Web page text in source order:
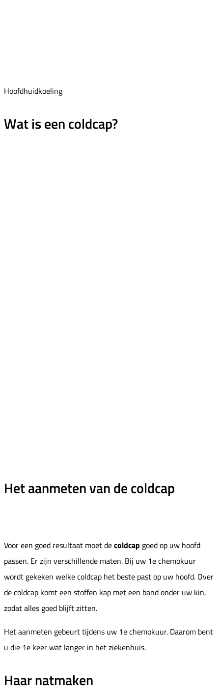
Hoofdhuidkoeling
Wat is een coldcap?
Het aanmeten van de coldcap
Voor een goed resultaat moet decoldcap goed op uw hoofd
passen. Er zijn verschillende maten. Bij uw 1e chemokuur
wordt gekeken welke coldcap het beste past op uw hoofd. Over
de coldcap komt een stoffen kap met een band onder uw kin,
zodat alles goed blijft zitten.
Het aanmeten gebeurt tijdens uw 1e chemokuur. Daarom bent
u die 1e keer wat langer in het ziekenhuis.
Haar natmaken